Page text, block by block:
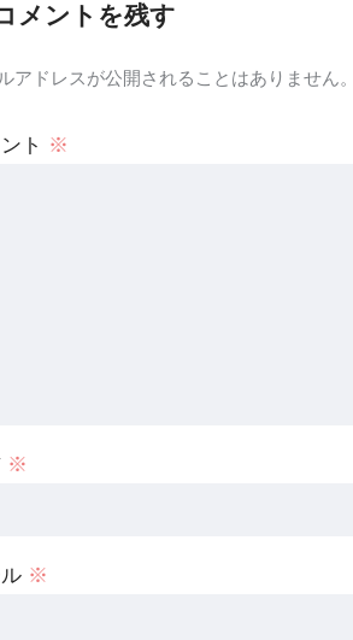
メントを残す
アドレスが公開されることはありません
ト ※
※
※